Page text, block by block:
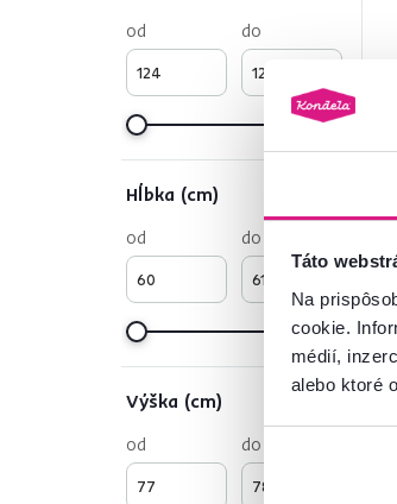
Táto
Na
cookie.
médií,
alebo ktoré
od
do
Hĺbka (cm)
od
do
Výška (cm)
od
do